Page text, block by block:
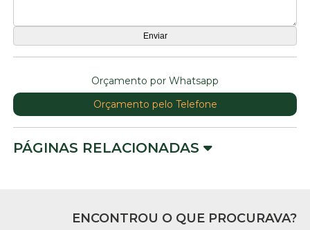
Orçamento por Whatsapp
Orçamento pelo Telefone
PÁGINAS RELACIONADAS
ENCONTROU O QUE PROCURAVA?